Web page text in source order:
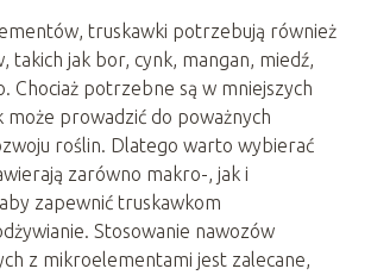
truskawki potrzebują również
takich jak bor, cynk, mangan, miedź,
Chociaż potrzebne są w mniejszych
może prowadzić do poważnych
roślin. Dlatego warto wybierać
zarówno makro-, jak i
zapewnić truskawkom
Stosowanie nawozów
z mikroelementami jest zalecane,